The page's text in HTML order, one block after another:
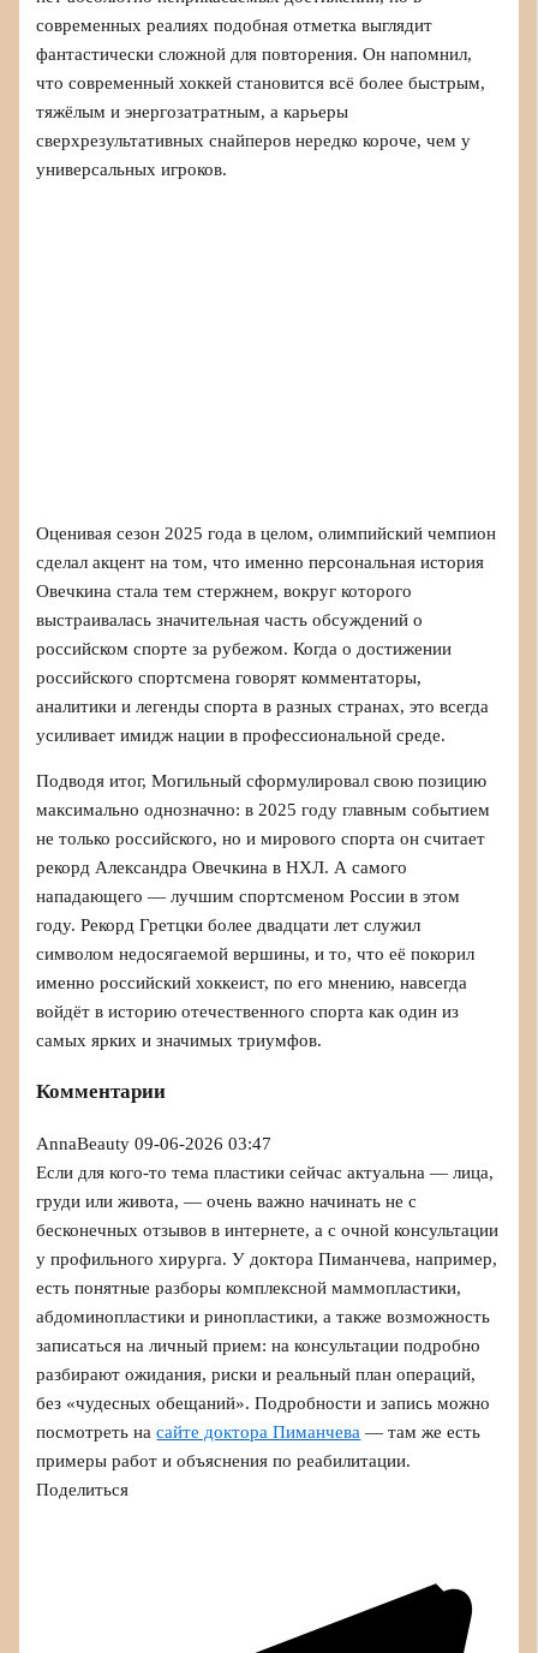
современных реалиях подобная отметка выглядит
фантастически сложной для повторения. Он напомнил,
что современный хоккей становится всё более быстрым,
тяжёлым и энергозатратным, а карьеры
сверхрезультативных снайперов нередко короче, чем у
универсальных игроков.
Оценивая сезон 2025 года в целом, олимпийский чемпион
сделал акцент на том, что именно персональная история
Овечкина стала тем стержнем, вокруг которого
выстраивалась значительная часть обсуждений о
российском спорте за рубежом. Когда о достижении
российского спортсмена говорят комментаторы,
аналитики и легенды спорта в разных странах, это всегда
усиливает имидж нации в профессиональной среде.
Подводя итог, Могильный сформулировал свою позицию
максимально однозначно: в 2025 году главным событием
не только российского, но и мирового спорта он считает
рекорд Александра Овечкина в НХЛ. А самого
нападающего — лучшим спортсменом России в этом
году. Рекорд Гретцки более двадцати лет служил
символом недосягаемой вершины, и то, что её покорил
именно российский хоккеист, по его мнению, навсегда
войдёт в историю отечественного спорта как один из
самых ярких и значимых триумфов.
Комментарии
AnnaBeauty 09-06-2026 03:47
Если для кого-то тема пластики сейчас актуальна — лица,
груди или живота, — очень важно начинать не с
бесконечных отзывов в интернете, а с очной консультации
у профильного хирурга. У доктора Пиманчева, например,
есть понятные разборы комплексной маммопластики,
абдоминопластики и ринопластики, а также возможность
записаться на личный прием: на консультации подробно
разбирают ожидания, риски и реальный план операций,
без «чудесных обещаний». Подробности и запись можно
посмотреть насайте доктора Пиманчева — там же есть
примеры работ и объяснения по реабилитации.
Поделиться